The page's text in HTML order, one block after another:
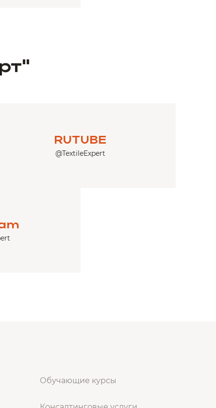
RUTUBE
@TextileExpert
Обучающие курсы